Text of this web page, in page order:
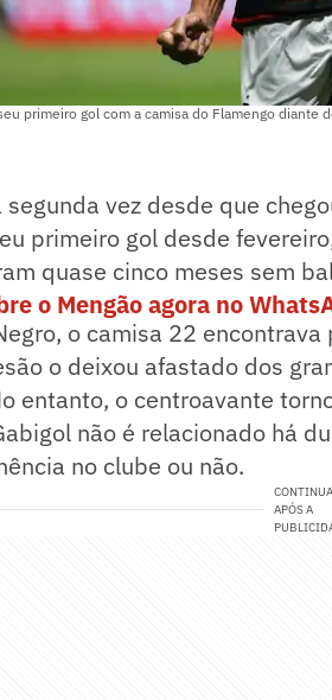
primeiro gol com a camisa do Flamengo diante
vez desde que
primeiro gol desde
quase cinco meses sem
o Mengão agora no
o camisa 22
o deixou afastado dos
entanto, o centroavante
não é relacionado há
no clube ou não.
CONTINUA
APÓS A